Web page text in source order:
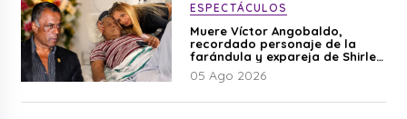
ESPECTÁCULOS
Muere Víctor Angobaldo,
recordado personaje de la
farándula y expareja de Shirley
Cherres
05 Ago 2026